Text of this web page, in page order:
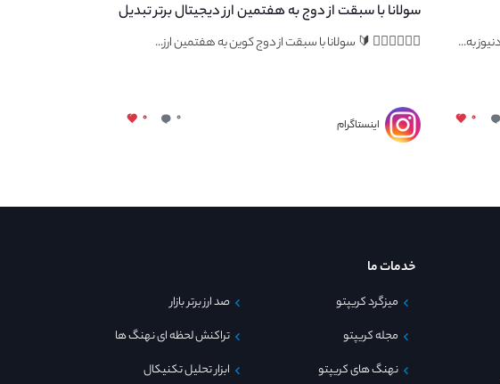
۰
سولانا با سبقت از دوج به هفتمین ارز دیجیتال برتر تبدیل
شد
👇🏻👇🏻👇🏻 🔰 سولانا با سبقت از دوج کوین به هفتمین ارز...
اینستاگرام ۰ ۰
خدمات ما
میزگرد کریپتو
مجله کریپتو
نهنگ های کریپتو
صد ارز برتر بازار
تراکنش لحظه ای نهنگ ها
ابزار تحلیل تکنیکال